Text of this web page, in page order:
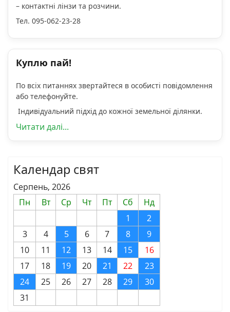
– контактні лінзи та розчини.
Тел. 095-062-23-28
Куплю пай!
По всіх питаннях звертайтеся в особисті повідомлення
або телефонуйте.
Індивідуальний підхід до кожної земельної ділянки.
Читати далі...
Календар свят
Серпень, 2026
Пн
Вт Ср Чт Пт Сб
Нд
1
2
3
4 5 6 7 8
9
10
11 12 13 14 15
16
17
18 19 20 21 22
23
24
25 26 27 28 29
30
31